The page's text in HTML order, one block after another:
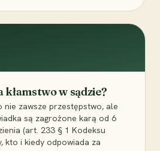
kłamstwo w sądzie?
nie zawsze przestępstwo, ale
są zagrożone karą od 6
(art. 233 § 1 Kodeksu
kto i kiedy odpowiada za